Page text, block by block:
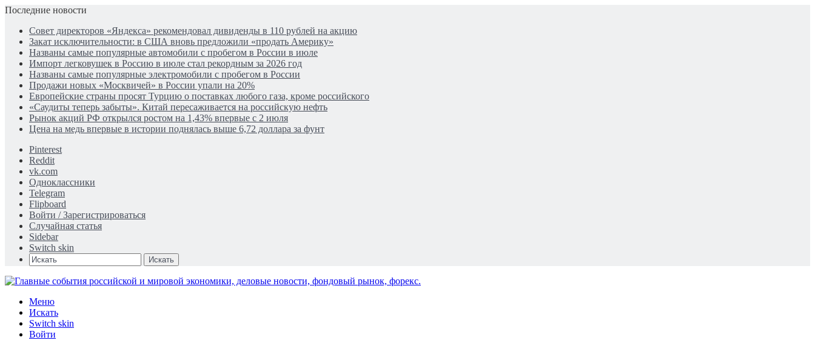
Последние новости
Совет директоров «Яндекса» рекомендовал дивиденды в 110 рублей на акцию
Закат исключительности: в США вновь предложили «продать Америку»
Названы самые популярные автомобили с пробегом в России в июле
Импорт легковушек в Россию в июле стал рекордным за 2026 год
Названы самые популярные электромобили с пробегом в России
Продажи новых «Москвичей» в России упали на 20%
Европейские страны просят Турцию о поставках любого газа, кроме российского
«Саудиты теперь забыты». Китай пересаживается на российскую нефть
Рынок акций РФ открылся ростом на 1,43% впервые с 2 июля
Цена на медь впервые в истории поднялась выше 6,72 доллара за фунт
Pinterest
Reddit
vk.com
Одноклассники
Telegram
Flipboard
Войти / Зарегистрироваться
Случайная статья
Sidebar
Switch skin
Искать
Меню
Искать
Switch skin
Войти